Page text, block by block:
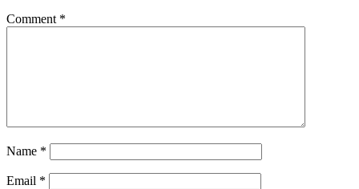
Comment *
Name *
Email *